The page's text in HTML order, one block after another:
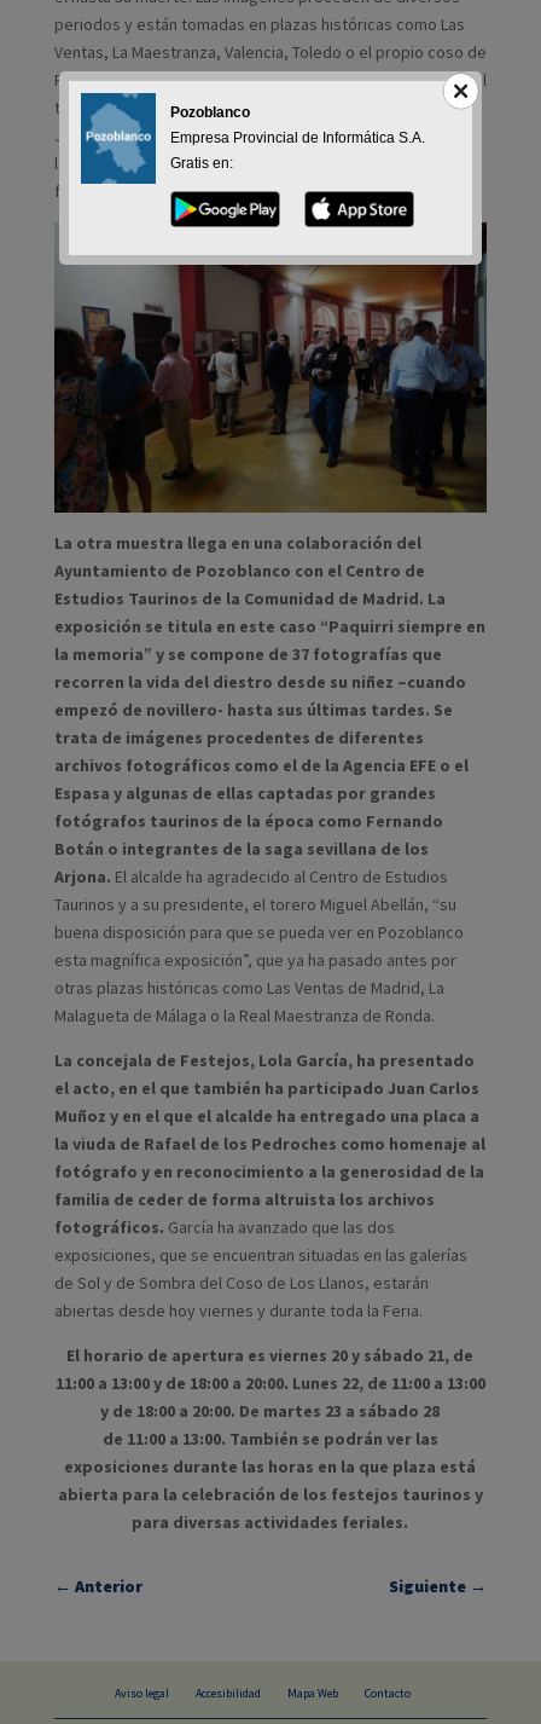
periodos y están tomadas en plazas históricas como Las
Ventas, La Maestranza, Valencia, Toledo o el propio coso de
Pozoblanco. La muestra se titula “Paquirri: una leyenda en el
tiempo” y la ha comisariado el también fotógrafo taurino
Juan Carlos Muñoz, hijo de Rafael de Los Pedroches. La
labor de digitalización y producción ha corrido a cargo del
fotógrafo José María Sánchez, de Studio Foto Arte.
La otra muestra llega en una colaboración del
Ayuntamiento de Pozoblanco con el Centro de
Estudios Taurinos de la Comunidad de Madrid. La
exposición se titula en este caso “Paquirri siempre en
la memoria” y se compone de 37 fotografías que
recorren la vida del diestro desde su niñez –cuando
empezó de novillero- hasta sus últimas tardes. Se
trata de imágenes procedentes de diferentes
archivos fotográficos como el de la Agencia EFE o el
Espasa y algunas de ellas captadas por grandes
fotógrafos taurinos de la época como Fernando
Botán o integrantes de la saga sevillana de los
Arjona. El alcalde ha agradecido al Centro de Estudios
Taurinos y a su presidente, el torero Miguel Abellán, “su
buena disposición para que se pueda ver en Pozoblanco
esta magnífica exposición”, que ya ha pasado antes por
otras plazas históricas como Las Ventas de Madrid, La
Malagueta de Málaga o la Real Maestranza de Ronda.
La concejala de Festejos, Lola García, ha presentado
el acto, en el que también ha participado Juan Carlos
Muñoz y en el que el alcalde ha entregado una placa a
la viuda de Rafael de los Pedroches como homenaje al
fotógrafo y en reconocimiento a la generosidad de la
familia de ceder de forma altruista los archivos
fotográficos. García ha avanzado que las dos
exposiciones, que se encuentran situadas en las galerías
de Sol y de Sombra del Coso de Los Llanos, estarán
abiertas desde hoy viernes y durante toda la Feria.
El horario de apertura es viernes 20 y sábado 21, de
11:00 a 13:00 y de 18:00 a 20:00. Lunes 22, de 11:00 a 13:00
y de 18:00 a 20:00. De martes 23 a sábado 28
de 11:00 a 13:00. También se podrán ver las
exposiciones durante las horas en la que plaza está
abierta para la celebración de los festejos taurinos y
para diversas actividades feriales.
← Anterior Siguiente →
Aviso legal Accesibilidad Mapa Web Contacto
Pozoblanco
Empresa Provincial de Informática S.A.
Gratis en: